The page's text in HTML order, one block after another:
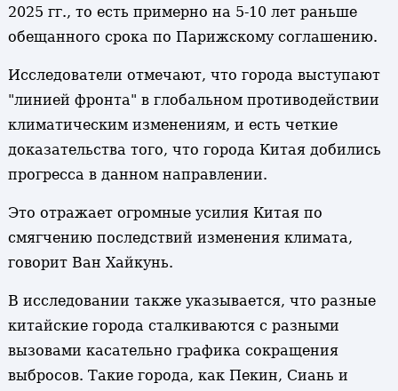
2025 гг., то есть примерно на 5-10 лет раньше
обещанного срока по Парижскому соглашению.
Исследователи отмечают, что города выступают
"линией фронта" в глобальном противодействии
климатическим изменениям, и есть четкие
доказательства того, что города Китая добились
прогресса в данном направлении.
Это отражает огромные усилия Китая по
смягчению последствий изменения климата,
говорит Ван Хайкунь.
В исследовании также указывается, что разные
китайские города сталкиваются с разными
вызовами касательно графика сокращения
выбросов. Такие города, как Пекин, Сиань и